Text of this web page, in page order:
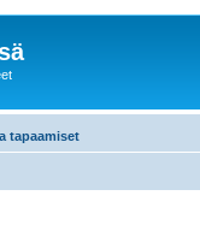
tapaamiset